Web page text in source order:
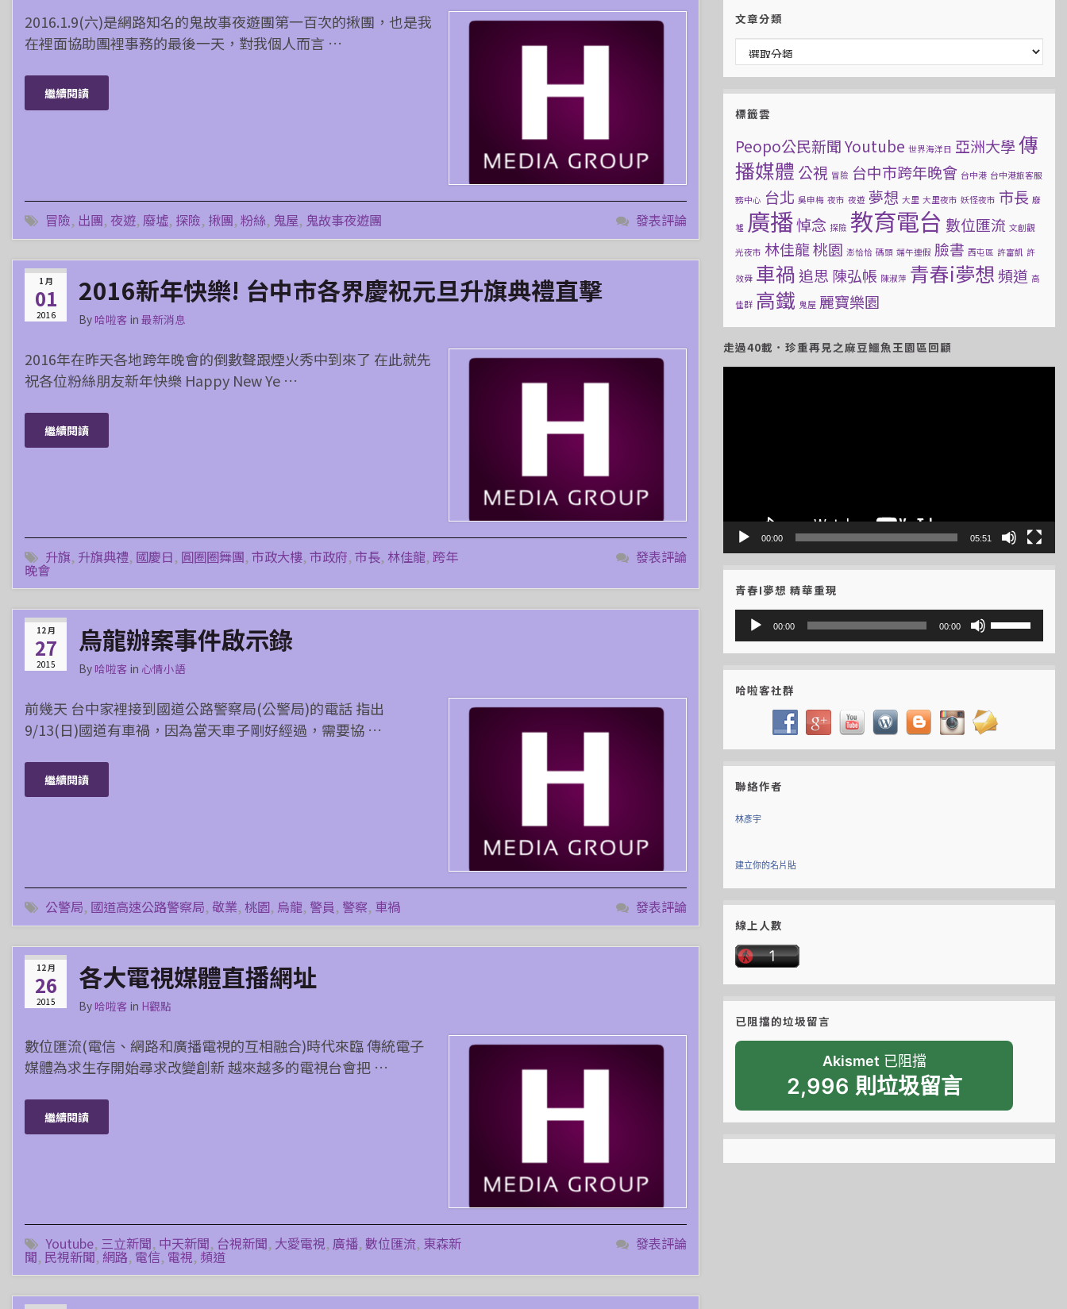
2016.1.9(六)是網路知名的鬼故事夜遊團第一百次的揪團，也是我
在裡面協助團裡事務的最後一天，對我個人而言 …
繼續閱讀
冒險, 出團, 夜遊, 廢墟, 探險, 揪團, 粉絲, 鬼屋, 鬼故事夜遊團 發表評論
1 月
01
2016
2016新年快樂! 台中市各界慶祝元旦升旗典禮直擊
By 哈啦客 in 最新消息
2016年在昨天各地跨年晚會的倒數聲跟煙火秀中到來了 在此就先
祝各位粉絲朋友新年快樂 Happy New Ye …
繼續閱讀
升旗, 升旗典禮, 國慶日, 圓圈圈舞團,市政大樓,市政府,市長, 林佳龍,跨年
晚會
發表評論
12 月
27
2015
烏龍辦案事件啟示錄
By 哈啦客 in 心情小語
前幾天 台中家裡接到國道公路警察局(公警局)的電話 指出
9/13(日)國道有車禍，因為當天車子剛好經過，需要協 …
繼續閱讀
公警局, 國道高速公路警察局, 敬業, 桃園, 烏龍, 警員, 警察, 車禍 發表評論
12 月
26
2015
各大電視媒體直播網址
By 哈啦客 in H觀點
數位匯流(電信、網路和廣播電視的互相融合)時代來臨 傳統電子
媒體為求生存開始尋求改變創新 越來越多的電視台會把 …
繼續閱讀
Youtube, 三立新聞, 中天新聞, 台視新聞, 大愛電視,廣播,數位匯流, 東森新
聞, 民視新聞,網路, 電信, 電視, 頻道
發表評論
文章分類
文章分類
標籤雲
Peopo公民新聞Youtube 世界海洋日 亞洲大學傳
播媒體 公視 冒險 台中市跨年晚會 台中港 台中港旅客服
務中心 台北 吳申梅 夜市 夜遊 夢想 大里 大里夜市 妖怪夜市 市長 廢
墟 廣播悼念 探險 教育電台 數位匯流 文創觀
光夜市 林佳龍桃園 澎恰恰 碼頭 端午連假 臉書 西屯區 許富凱 許
效舜 車禍追思 陳弘帳 陳淑萍 青春i夢想頻道 高
佳群 高鐵 鬼屋 麗寶樂園
走過40載．珍重再見之麻豆鱷魚王園區回顧
00:00 05:51
青春I夢想 精華重現
訊
放
00:00 00:00
使
用
下
鍵
以
哈啦客社群
聯絡作者
林彥宇
建立你的名片貼
線上人數
已阻擋的垃圾留言
Akismet 已阻擋
2,996 則垃圾留言